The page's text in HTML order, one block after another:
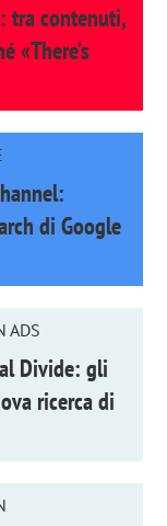
tra contenuti,
«There’s
di Google
ADS
Divide: gli
ricerca di